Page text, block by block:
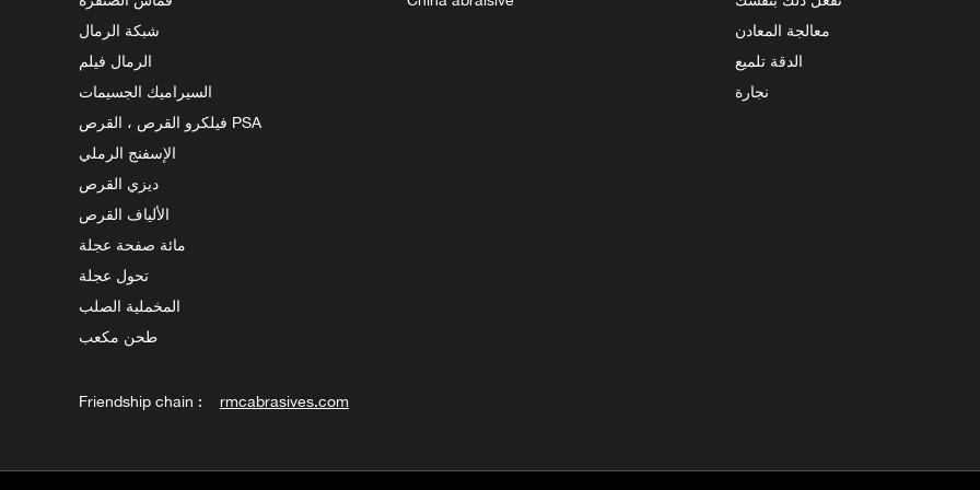
شبكة الرمال
الرمال فيلم
السيراميك الجسيمات
فيلكرو القرص ، القرص PSA
الإسفنج الرملي
ديزي القرص
الألياف القرص
مائة صفحة عجلة
تحول عجلة
المخملية الصلب
طحن مكعب
معالجة المعادن
الدقة تلميع
نجارة
Friendship chain : rmcabrasives.com